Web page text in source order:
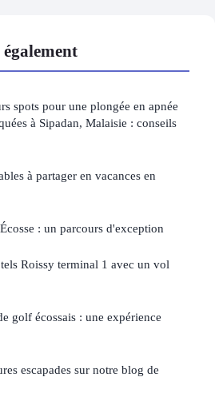
spots pour une plongée en apnée
à Sipadan, Malaisie : conseils
à partager en vacances en
: un parcours d'exception
Roissy terminal 1 avec un vol
golf écossais : une expérience
escapades sur notre blog de